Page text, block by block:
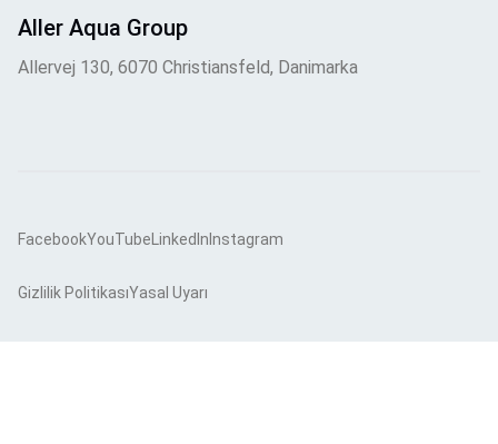
Aller Aqua Group
Allervej 130, 6070 Christiansfeld, Danimarka
FacebookYouTube LinkedIn Instagram
Gizlilik PolitikasıYasal Uyarı